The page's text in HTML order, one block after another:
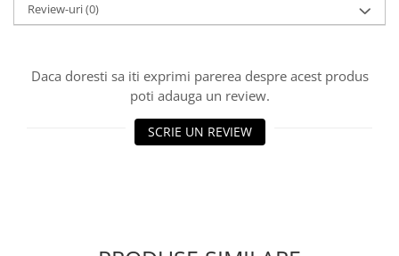
Review-uri(0)
Daca doresti sa iti exprimi parerea despre acest produs
poti adauga un review.
SCRIE UN REVIEW